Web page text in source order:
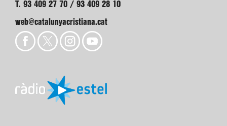
T. 93 409 27 70 / 93 409 28 10
web@catalunyacristiana.cat